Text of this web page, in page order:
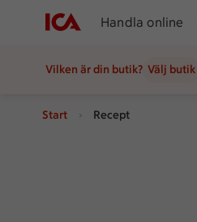
Handla online
Vilken är din butik? Välj butik
Start Recept